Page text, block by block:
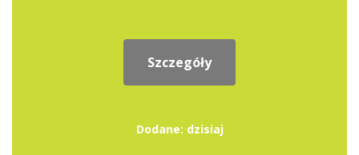
Szczegóły
Dodane: dzisiaj